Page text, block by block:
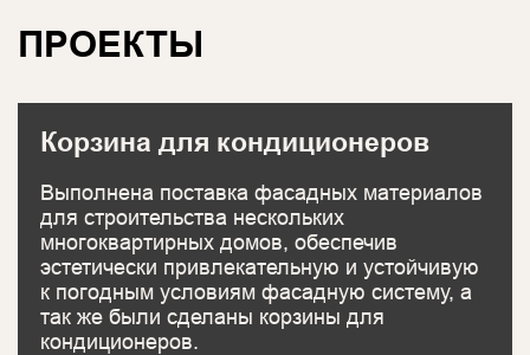
ПРОЕКТЫ
Корзина для кондиционеров
Выполнена поставка фасадных материалов
для строительства нескольких
многоквартирных домов, обеспечив
эстетически привлекательную и устойчивую
к погодным условиям фасадную систему, а
так же были сделаны корзины для
кондиционеров.